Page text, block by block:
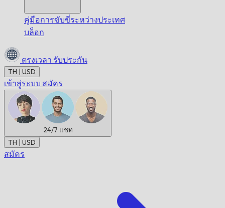
คู่มือการขับขี่ระหว่างประเทศ
บล็อก
ตรงเวลา รับประกัน
TH | USD
เข้าสู่ระบบ สมัคร
24/7 แชท
TH | USD
สมัคร